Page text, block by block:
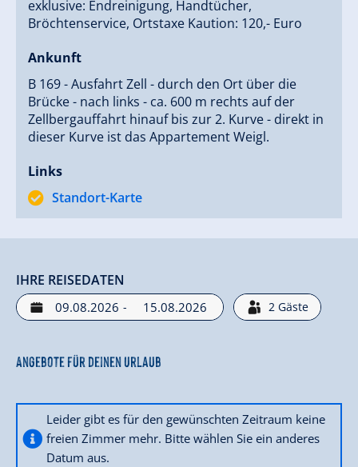
exklusive: Endreinigung, Handtücher,
Bröchtenservice, Ortstaxe Kaution: 120,- Euro
Ankunft
B 169 - Ausfahrt Zell - durch den Ort über die
Brücke - nach links - ca. 600 m rechts auf der
Zellbergauffahrt hinauf bis zur 2. Kurve - direkt in
dieser Kurve ist das Appartement Weigl.
Links
Standort-Karte
IHRE REISEDATEN
- 2 Gäste
Angebote für deinen Urlaub
Leider gibt es für den gewünschten Zeitraum keine
freien Zimmer mehr. Bitte wählen Sie ein anderes
Datum aus.